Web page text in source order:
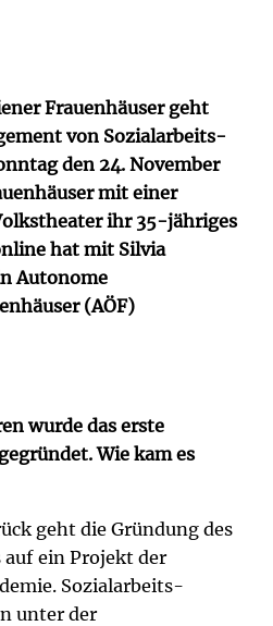
Frauenhäuser geht
von Sozialarbeits-
den 24. November
mit einer
ihr 35-jähriges
hat mit Silvia
Autonome
(AÖF)
wurde das erste
Wie kam es
geht die Gründung des
auf ein Projekt der
Sozialarbeits-
unter der